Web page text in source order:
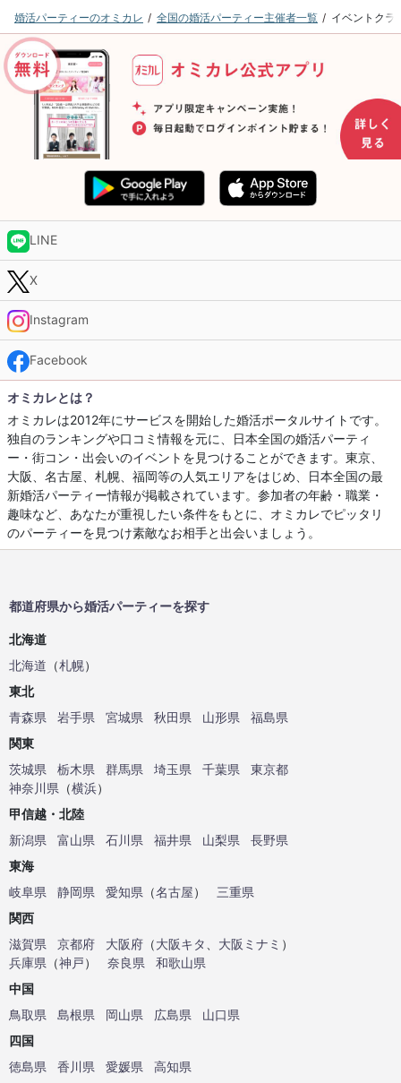
婚活パーティーのオミカレ 全国の婚活パーティー主催者一覧 イベントクラ
LINE
X
Instagram
Facebook
オミカレとは？
オミカレは2012年にサービスを開始した婚活ポータルサイトです。
独自のランキングや口コミ情報を元に、日本全国の婚活パーティ
ー・街コン・出会いのイベントを見つけることができます。東京、
大阪、名古屋、札幌、福岡等の人気エリアをはじめ、日本全国の最
新婚活パーティー情報が掲載されています。参加者の年齢・職業・
趣味など、あなたが重視したい条件をもとに、オミカレでピッタリ
のパーティーを見つけ素敵なお相手と出会いましょう。
都道府県から婚活パーティーを探す
北海道
北海道 （札幌）
東北
青森県
岩手県 宮城県 秋田県 山形県
福島県
関東
茨城県
栃木県 群馬県 埼玉県 千葉県
東京都
神奈川県 （横浜）
甲信越・北陸
新潟県
富山県 石川県 福井県 山梨県
長野県
東海
岐阜県
静岡県 愛知県 （名古屋）
三重県
関西
滋賀県
京都府 大阪府 （大阪キタ 大阪ミナミ ）
兵庫県 （神戸） 奈良県
和歌山県
中国
鳥取県
島根県 岡山県 広島県
山口県
四国
徳島県
香川県 愛媛県 高知県